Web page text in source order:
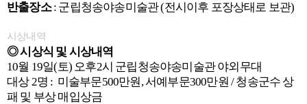
반출장소 : 군립청송야송미술관(전시이후 포장상태로 보관)
시상내역
◎ 시상식 및 시상내역
10월 19일(토) 오후2시 군립청송야송미술관 야외무대
대상 2명 : 미술부문500만원, 서예부문300만원 / 청송군수 상
패 및 부상 매입상금